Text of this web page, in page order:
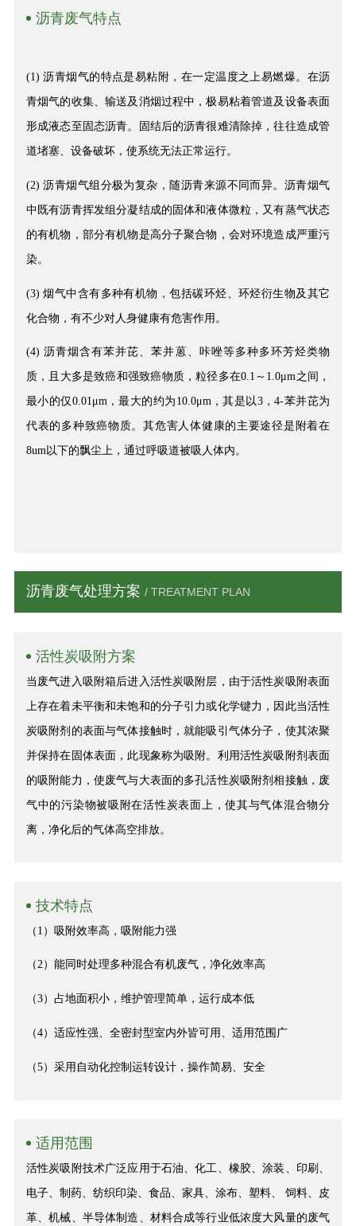
沥青废气特点
(1) 沥青烟气的特点是易粘附，在一定温度之上易燃爆。在沥
青烟气的收集、输送及消烟过程中，极易粘着管道及设备表面
形成液态至固态沥青。固结后的沥青很难清除掉，往往造成管
道堵塞、设备破坏，使系统无法正常运行。
(2) 沥青烟气组分极为复杂，随沥青来源不同而异。沥青烟气
中既有沥青挥发组分凝结成的固体和液体微粒，又有蒸气状态
的有机物，部分有机物是高分子聚合物，会对环境造成严重污
染。
(3) 烟气中含有多种有机物，包括碳环烃、环烃衍生物及其它
化合物，有不少对人身健康有危害作用。
(4) 沥青烟含有苯并芘、苯并蒽、咔唑等多种多环芳烃类物
质，且大多是致癌和强致癌物质，粒径多在0.1～1.0μm之间，
最小的仅0.01μm，最大的约为10.0μm，其是以3，4-苯并芘为
代表的多种致癌物质。其危害人体健康的主要途径是附着在
8um以下的飘尘上，通过呼吸道被吸人体内。
沥青废气处理方案 / TREATMENT PLAN
活性炭吸附方案
当废气进入吸附箱后进入活性炭吸附层，由于活性炭吸附表面
上存在着未平衡和未饱和的分子引力或化学键力，因此当活性
炭吸附剂的表面与气体接触时，就能吸引气体分子，使其浓聚
并保持在固体表面，此现象称为吸附。利用活性炭吸附剂表面
的吸附能力，使废气与大表面的多孔活性炭吸附剂相接触，废
气中的污染物被吸附在活性炭表面上，使其与气体混合物分
离，净化后的气体高空排放。
技术特点
（1）吸附效率高，吸附能力强
（2）能同时处理多种混合有机废气，净化效率高
（3）占地面积小，维护管理简单，运行成本低
（4）适应性强、全密封型室内外皆可用、适用范围广
（5）采用自动化控制运转设计，操作简易、安全
适用范围
活性炭吸附技术广泛应用于石油、化工、橡胶、涂装、印刷、
电子、制药、纺织印染、食品、家具、涂布、塑料、 饲料、皮
革、机械、半导体制造、材料合成等行业低浓度大风量的废气